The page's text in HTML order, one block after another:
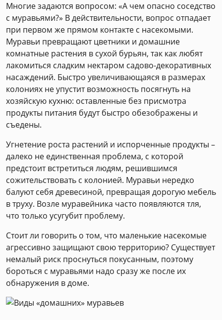
Многие задаются вопросом: «А чем опасно соседство
с муравьями?» В действительности, вопрос отпадает
при первом же прямом контакте с насекомыми.
Муравьи превращают цветники и домашние
комнатные растения в сухой бурьян, так как любят
лакомиться сладким нектаром садово-декоративных
насаждений. Быстро увеличивающаяся в размерах
колониях не упустит возможность посягнуть на
хозяйскую кухню: оставленные без присмотра
продукты питания будут быстро обезображены и
съедены.
Угнетение роста растений и испорченные продукты –
далеко не единственная проблема, с которой
предстоит встретиться людям, решившимся
сожительствовать с колонией. Муравьи нередко
балуют себя древесиной, превращая дорогую мебель
в труху. Возле муравейника часто появляются тля,
что только усугубит проблему.
Стоит ли говорить о том, что маленькие насекомые
агрессивно защищают свою территорию? Существует
немалый риск проснуться покусанным, поэтому
бороться с муравьями надо сразу же после их
обнаружения в доме.